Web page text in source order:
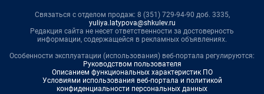
Связаться с отделом продаж: 8 (351) 729-94-90 доб. 3335,
yuliya.latypova@shkulev.ru
Редакция сайта не несет ответственности за достоверность
информации, содержащейся в рекламных объявлениях.
Особенности эксплуатации (использования) веб-портала регулируются:
Руководством пользователя
Описанием функциональных характеристик ПО
Условиями использования веб-портала и политикой
конфиденциальности персональных данных